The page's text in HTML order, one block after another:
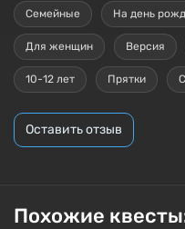
Семейные На день
Для женщин Версия
10-12 лет Прятки
Оставить отзыв
Похожие